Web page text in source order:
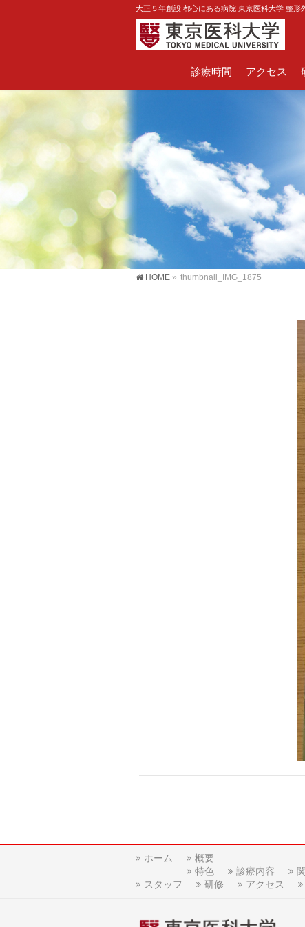
大正５年創設 都心にある病院 東京医科大学 整形
診療時間 アクセス
HOME » thumbnail_IMG_1875
ホーム
概要
特色
診療内容
スタッフ
研修 アクセス